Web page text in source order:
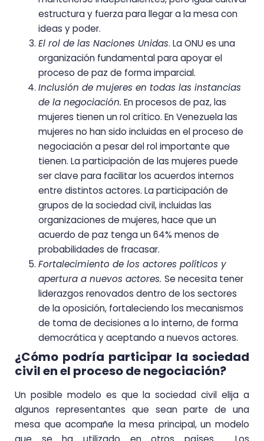
estructura y fuerza para llegar a la mesa con
ideas y poder.
El rol de las Naciones Unidas. La ONU es una
organización fundamental para apoyar el
proceso de paz de forma imparcial.
Inclusión de mujeres en todas las instancias
de la negociación. En procesos de paz, las
mujeres tienen un rol crítico. En Venezuela las
mujeres no han sido incluidas en el proceso de
negociación a pesar del rol importante que
tienen. La participación de las mujeres puede
ser clave para facilitar los acuerdos internos
entre distintos actores. La participación de
grupos de la sociedad civil, incluidas las
organizaciones de mujeres, hace que un
acuerdo de paz tenga un 64% menos de
probabilidades de fracasar.
Fortalecimiento de los actores políticos y
apertura a nuevos actores. Se necesita tener
liderazgos renovados dentro de los sectores
de la oposición, fortaleciendo los mecanismos
de toma de decisiones a lo interno, de forma
democrática y aceptando a nuevos actores.
¿Cómo podría participar la sociedad
civil en el proceso de negociación?
Un posible modelo es que la sociedad civil elija a
algunos representantes que sean parte de una
mesa que acompañe la mesa principal, un modelo